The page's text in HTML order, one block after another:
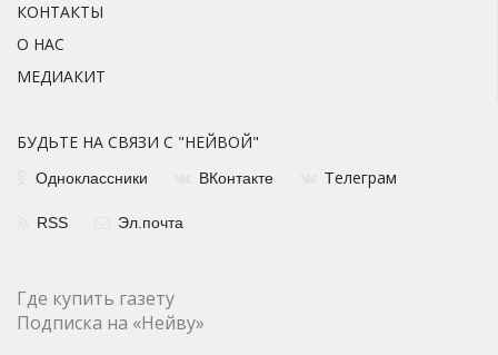
КОНТАКТЫ
О НАС
МЕДИАКИТ
БУДЬТЕ НА СВЯЗИ С "НЕЙВОЙ"
Одноклассники ВКонтакте Телеграм
RSS Эл.почта
Где купить газету
Подписка на «Нейву»